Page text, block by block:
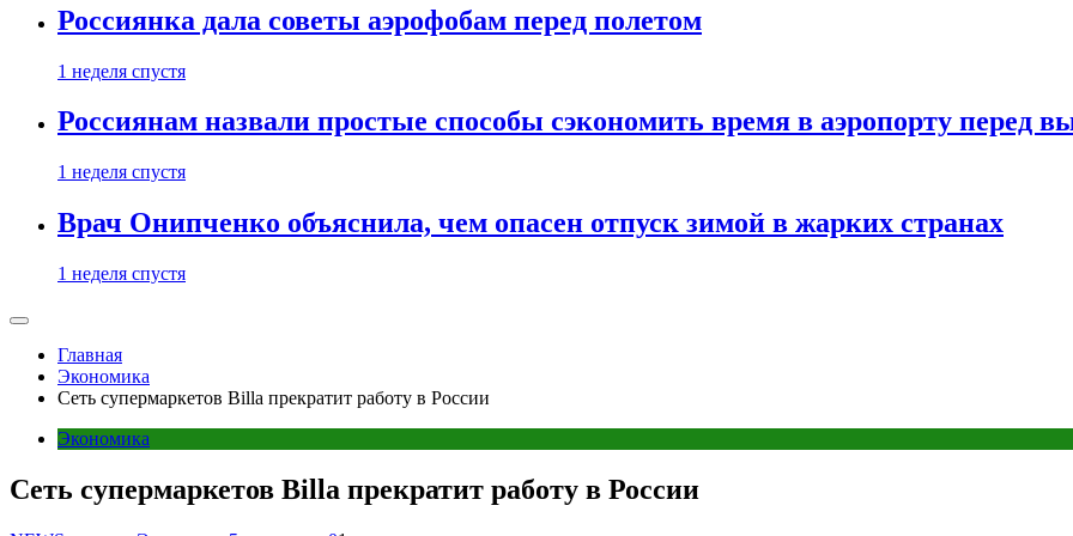
Россиянка дала советы аэрофобам перед полетом
1 неделя спустя
Россиянам назвали простые способы сэкономить время в аэропорту перед
1 неделя спустя
Врач Онипченко объяснила, чем опасен отпуск зимой в жарких странах
1 неделя спустя
Главная
Экономика
Сеть супермаркетов Billa прекратит работу в России
Экономика
Сеть супермаркетов Billa прекратит работу в России